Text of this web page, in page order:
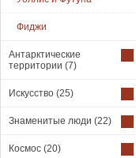
Фиджи
Антарктические
территории (7)
Искусство (25)
Знаменитые люди (22)
Космос (20)